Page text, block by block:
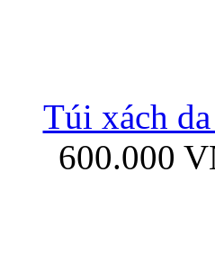
Ốp lưng
Túi xách
600.000